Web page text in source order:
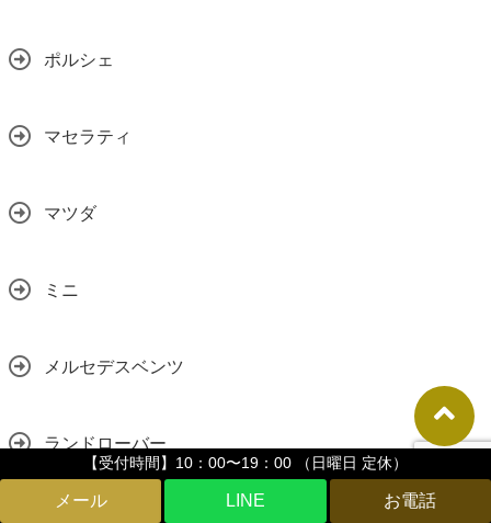
【受付時間】10：00〜19：00 （日曜日 定休）
LINE
ポルシェ
マセラティ
マツダ
ミニ
メルセデスベンツ
ランドローバー